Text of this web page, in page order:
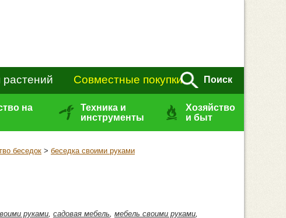
Совместные покупки Поиск
на
Техника и
инструменты
Хозяйство
и быт
беседок > беседка своими руками
руками, садовая мебель, мебель своими руками,